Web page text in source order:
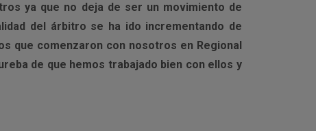
ya que no deja de ser un movimiento de
del árbitro se ha ido incrementando de
que comenzaron con nosotros en Regional
de que hemos trabajado bien con ellos y